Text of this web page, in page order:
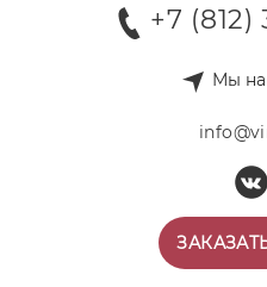
+7 (812)
Мы на